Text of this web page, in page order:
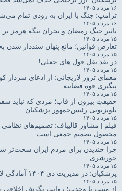
۱۶ مرداد ۱۴۰۵
ترامپ: جنگ با ایران به زودی تمام
۱۶ مرداد ۱۴۰۵
تاثیر جنگ رمضان و بحران تنگه هرمز بر
۱۵ مرداد ۱۴۰۵
تعارض قوانین؛ مانع پنهان سنددار شدن
۱۵ مرداد ۱۴۰۵
در نقد نقل قول های جعلی!
۱۵ مرداد ۱۴۰۵
معمای ترور لاریجانی: از ادعای سردار
پیگیری قوه قضاییه
۱۵ مرداد ۱۴۰۵
حقیقتِ بیرون از قاب؛ مردی که نباید
تلویزیونی رئیس‌جمهور پزشکیان
۱۵ مرداد ۱۴۰۵
فیلم | مشاور قالیباف: تصمیم‌های
محصول تصمیم جمعی است
۱۵ مرداد ۱۴۰۵
چرا خندیدن برای مردم ایران سخت‌تر
جورشری
۱۵ مرداد ۱۴۰۵
پزشکیان: در مدیریت دی ۱۴۰۴ آمادگی لازم نبود
۱۵ مرداد ۱۴۰۵
از منیت تا وحدت؛ روایت نگرش اخلاقی